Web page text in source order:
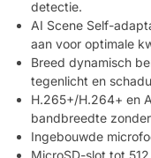
detectie.
AI Scene Self-
aan voor optimale
Breed dynamisch
tegenlicht en
H.265+/H.264+ en
bandbreedte
Ingebouwde
MicroSD-slot tot